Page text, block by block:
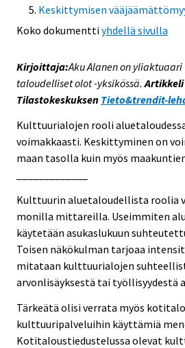
Keskittymisen
Koko dokumenttiyhdellä sivulla
Kirjoittaja:Aku Alanen on
taloudelliset olot -yksikössä.
Tilastokeskuksen Tieto&trendit-
Kulttuurialojen rooli
voimakkaasti. Keskittyminen on
maan tasolla kuin myös
Kulttuurin aluetaloudellista roolia
monilla mittareilla. Useimmiten
käytetään asukaslukuun
Toisen näkökulman tarjoaa
mitataan kulttuurialojen
arvonlisäyksestä tai työllisyydestä
Tärkeätä olisi verrata myös
kulttuuripalveluihin käyttämiä
Kotitaloustiedustelussa olevat